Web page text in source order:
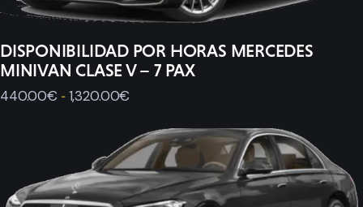
DISPONIBILIDAD POR HORAS MERCEDES
MINIVAN CLASE V – 7 PAX
440.00€ - 1,320.00€